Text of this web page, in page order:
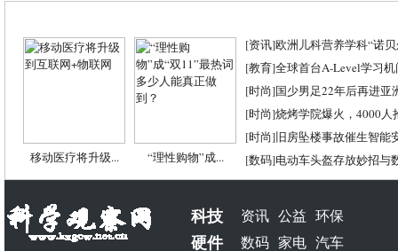
移动医疗将升级... “理性购物”成...
[资讯]欧洲儿科营养学科“诺
[教育]全球首台A-Level学习
[时尚]国少男足22年后再进亚
[时尚]烧烤学院爆火，4000人
[时尚]旧房坠楼事故催生智能
[数码]电动车头盔存放妙招与
科技 资讯 公益 环保
硬件 数码 家电 汽车